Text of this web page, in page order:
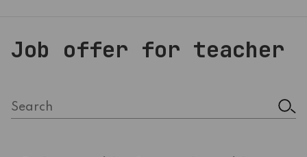
Job offer for teacher
Search